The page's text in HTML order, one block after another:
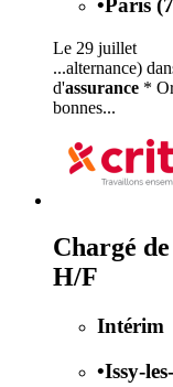
•Paris
Le 29 juillet
...alternance)
d'assurance *
bonnes...
Chargé
H/F
Intérim
•Issy-